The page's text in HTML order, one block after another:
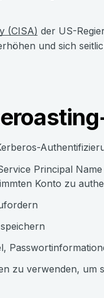
(CISA) der US-
und sich
Principal
Konto zu
zu verwenden, um